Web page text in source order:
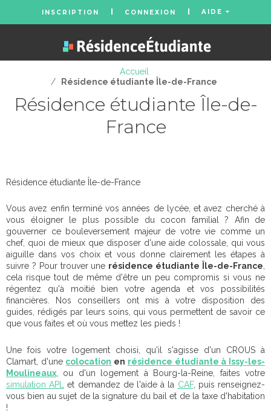
INSCRIPTION CONNEXION AIDE
Accueil
/
Résidence étudiante Île-de-France
Résidence étudiante Île-de-
France
Résidence étudiante Île-de-France
Vous avez enfin terminé vos années de lycée, et avez cherché à
vous éloigner le plus possible du cocon familial ? Afin de
gouverner ce bouleversement majeur de votre vie comme un
chef, quoi de mieux que disposer d'une aide colossale, qui vous
aiguille dans vos choix et vous donne clairement les étapes à
suivre ? Pour trouver une résidence étudiante Île-de-France
cela risque tout de même d'être un peu compromis si vous ne
régentez qu'à moitié bien votre agenda et vos possibilités
financières. Nos conseillers ont mis à votre disposition des
guides, rédigés par leurs soins, qui vous permettent de savoir ce
que vous faites et où vous mettez les pieds !
Une fois votre logement choisi, qu'il s'agisse d'un CROUS à
Clamart, d'une colocation en résidence étudiante à Issy-les-
Moulineaux , ou d'un logement à Bourg-la-Reine, faites votre
simulation APL
et demandez de l'aide à la CAF, puis renseignez-
vous bien au sujet de la signature du bail et de la taxe d'habitation
!